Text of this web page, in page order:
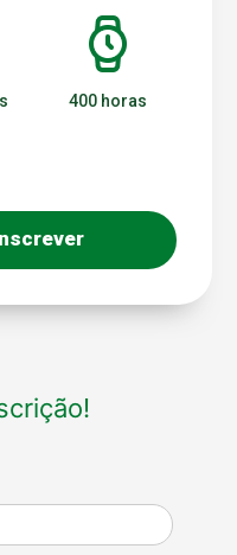
400 horas